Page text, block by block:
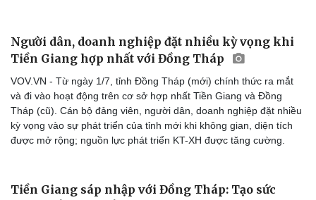
Doanh nghiệp 24h
Doanh nhân
Vì cộng đồng
Tin Công nghệ
Trải nghiệm
Chuyển đổi số
Người dân, doanh nghiệp đặt nhiều kỳ vọng khi
Tiền Giang hợp nhất với Đồng Tháp
VOV.VN - Từ ngày 1/7, tỉnh Đồng Tháp (mới) chính thức ra mắt
và đi vào hoạt động trên cơ sở hợp nhất Tiền Giang và Đồng
Tháp (cũ). Cán bộ đảng viên, người dân, doanh nghiệp đặt nhiều
kỳ vọng vào sự phát triển của tỉnh mới khi không gian, diện tích
được mở rộng; nguồn lực phát triển KT-XH được tăng cường.
Tiền Giang sáp nhập với Đồng Tháp: Tạo sức